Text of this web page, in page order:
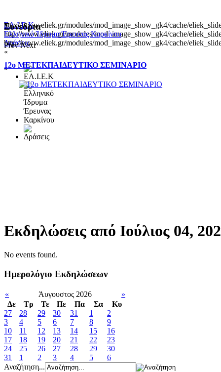
http://www.eliek.gr/modules/mod_image_show_gk4/cache/
http://www.eliek.gr/modules/mod_image_show_gk4/cache/
http://www.eliek.gr/modules/mod_image_show_gk4/cache/
ΕΛ.Ι.Ε.Κ
Ελληνικό Ίδρυμα Έρευνας Καρκίνου
Δράσεις
«
»
Συνεδρια
Prev Next
12ο ΜΕΤΕΚΠΑΙΔΕΥΤΙΚΟ ΣΕΜΙΝΑΡΙΟ
Εκδηλώσεις από Ιούλιος 04,
No events found.
Ημερολόγιο Εκδηλώσεων
« Άυγουστος 2026
»
Δε
Tρ Τε Πε Πα Σα
Κυ
27
28 29 30 31 1
2
3
4 5 6 7 8
9
10
11 12 13 14 15
16
17
18 19 20 21 22
23
24
25 26 27 28 29
30
31
1 2 3 4 5
6
Αναζήτηση...